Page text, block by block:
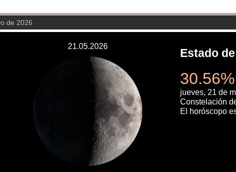
de 2026
21.05.2026
Estado
jueves, 21 de
Constelación
El horóscopo